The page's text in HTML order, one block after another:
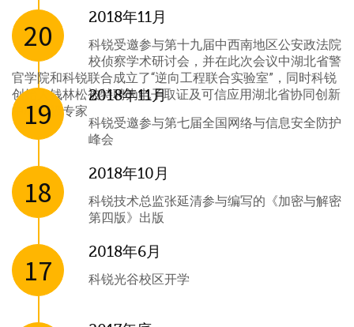
20
2018年11月
科锐受邀参与第十九届中西南地区公安政法院
校侦察学术研讨会，并在此次会议中湖北省警
官学院和科锐联合成立了“逆向工程联合实验室”，同时科锐
创始人钱林松被特聘为电子取证及可信应用湖北省协同创新
中心高级专家
19
2018年11月
科锐受邀参与第七届全国网络与信息安全防护
峰会
18
2018年10月
科锐技术总监张延清参与编写的《加密与解密
第四版》出版
17
2018年6月
科锐光谷校区开学